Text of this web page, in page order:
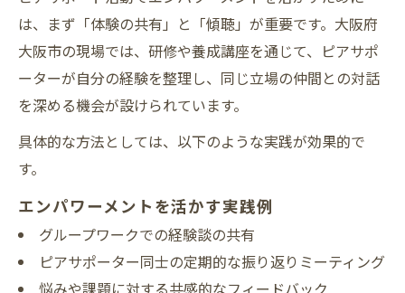
は、まず「体験の共有」と「傾聴」が重要です。大阪府
大阪市の現場では、研修や養成講座を通じて、ピアサポ
ーターが自分の経験を整理し、同じ立場の仲間との対話
を深める機会が設けられています。
具体的な方法としては、以下のような実践が効果的で
す。
エンパワーメントを活かす実践例
グループワークでの経験談の共有
ピアサポーター同士の定期的な振り返りミーティング